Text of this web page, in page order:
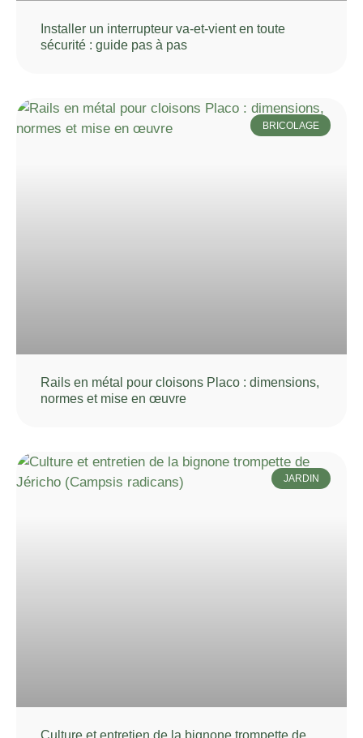
Installer un interrupteur va-et-vient en toute
sécurité : guide pas à pas
BRICOLAGE
Rails en métal pour cloisons Placo : dimensions,
normes et mise en œuvre
JARDIN
Culture et entretien de la bignone trompette de